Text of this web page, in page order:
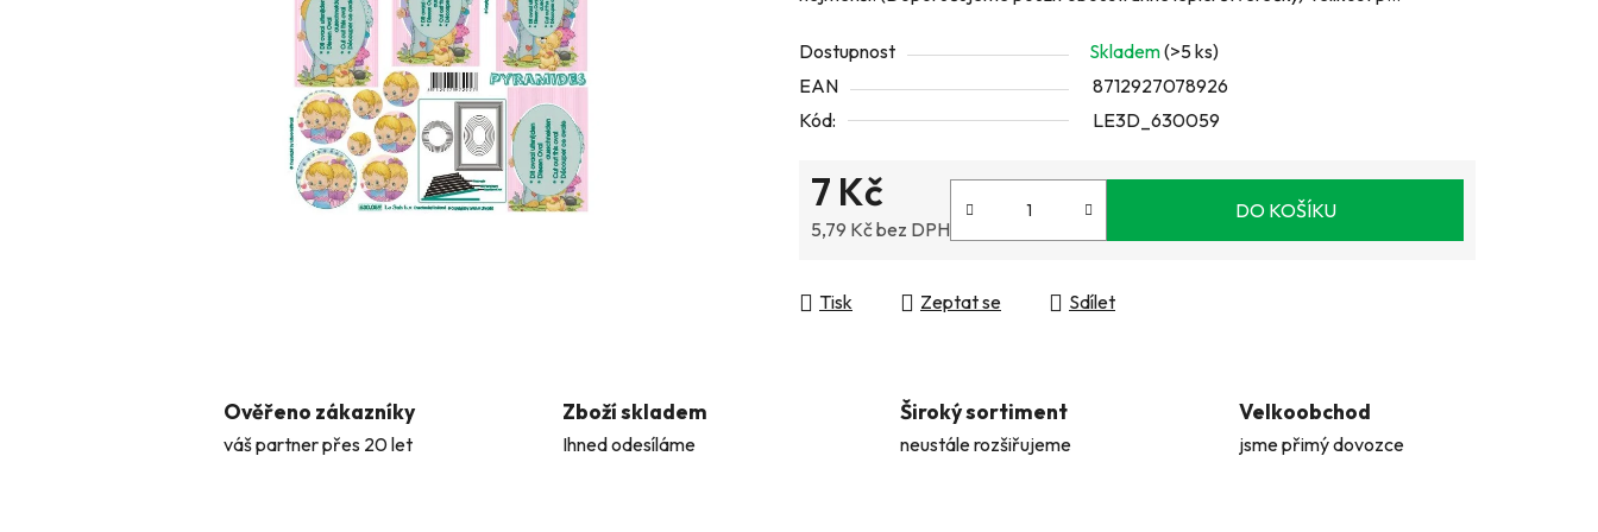
5
hvězdiček.
Dostupnost Skladem(>5 ks)
EAN
8712927078926
Kód:
LE3D_630059
7 Kč
5,79 Kč bez DPH
DO KOŠÍKU
Tisk Zeptat se Sdílet
Ověřeno zákazníky
váš partner přes 20 let
Zboží skladem
Ihned odesíláme
Široký sortiment
neustále rozšiřujeme
Velkoobchod
jsme přimý dovozce